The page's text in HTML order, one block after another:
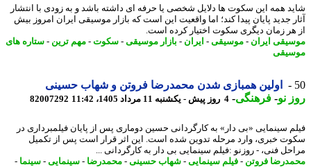
همه این سکوت ها دلایل شخصی یا حرفه ای داشته باشد و به زودی با انتشار
جدید پایان پیدا کند؛ اما واقعیت این است که بازار موسیقی ایران امروز بیش
زمان دیگری سکوت اختیار کرده است.
ایران - موسیقی-ایران - بازار موسیقی-سکوت-مهم ترین- ستاره های
اولین همبازی شدن محمدرضا فروتن و شهاب حسینی
نو- فرهنگی-4 روز پیش - یکشنبه 11 مرداد 1405، 11:42 82007292
سینمایی «بی دار» به کارگردانی حسین دوماری پس از پایان فیلمبرداری در
خبری، وارد مرحله تدوین شده است. این اثر قرار است پس از تکمیل
فنی، - روزنو :فیلم سینمایی بی دار به کارگردانی ...
فروتن -فیلم سینمایی-شهاب حسینی-محمدرضا-سینمایی-سینما-